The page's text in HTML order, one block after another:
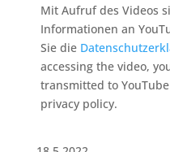
Mit Aufruf des Videos
Informationen an
Sie die
accessing the video,
transmitted to
privacy policy.